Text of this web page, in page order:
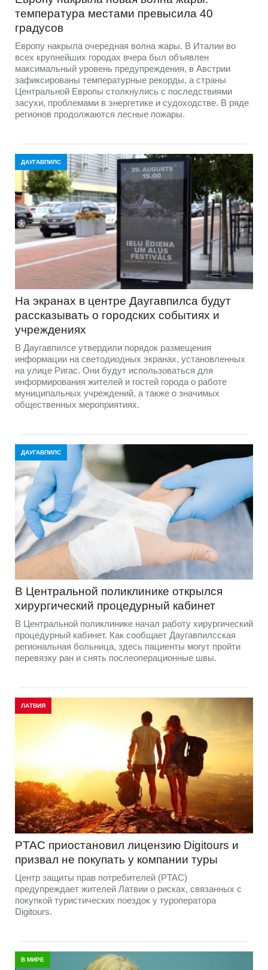
температура местами превысила 40
градусов
Европу накрыла очередная волна жары. В Италии во
всех крупнейших городах вчера был объявлен
максимальный уровень предупреждения, в Австрии
зафиксированы температурные рекорды, а страны
Центральной Европы столкнулись с последствиями
засухи, проблемами в энергетике и судоходстве. В ряде
регионов продолжаются лесные пожары.
ДАУГАВПИЛС
На экранах в центре Даугавпилса будут
рассказывать о городских событиях и
учреждениях
В Даугавпилсе утвердили порядок размещения
информации на светодиодных экранах, установленных
на улице Ригас. Они будут использоваться для
информирования жителей и гостей города о работе
муниципальных учреждений, а также о значимых
общественных мероприятиях.
ДАУГАВПИЛС
В Центральной поликлинике открылся
хирургический процедурный кабинет
В Центральной поликлинике начал работу хирургический
процедурный кабинет. Как сообщает Даугавпилсская
региональная больница, здесь пациенты могут пройти
перевязку ран и снять послеоперационные швы.
ЛАТВИЯ
PTAC приостановил лицензию Digitours и
призвал не покупать у компании туры
Центр защиты прав потребителей (PTAC)
предупреждает жителей Латвии о рисках, связанных с
покупкой туристических поездок у туроператора
Digitours.
В МИРЕ